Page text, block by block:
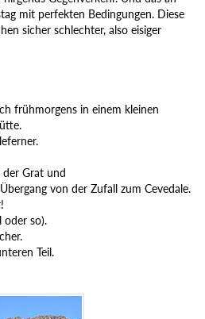
mit perfekten Bedingungen. Diese
sicher schlechter, also eisiger
frühmorgens in einem kleinen
Grat und
von der Zufall zum Cevedale.
oder so).
Teil.